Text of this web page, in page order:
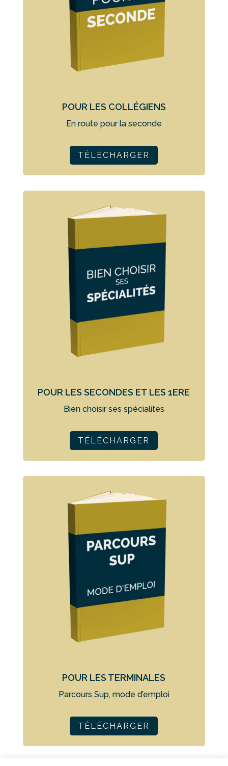
POUR LES COLLÉGIENS
En route pour la seconde
TÉLÉCHARGER
POUR LES SECONDES ET LES 1ERE
Bien choisir ses spécialités
TÉLÉCHARGER
POUR LES TERMINALES
Parcours Sup, mode d’emploi
TÉLÉCHARGER